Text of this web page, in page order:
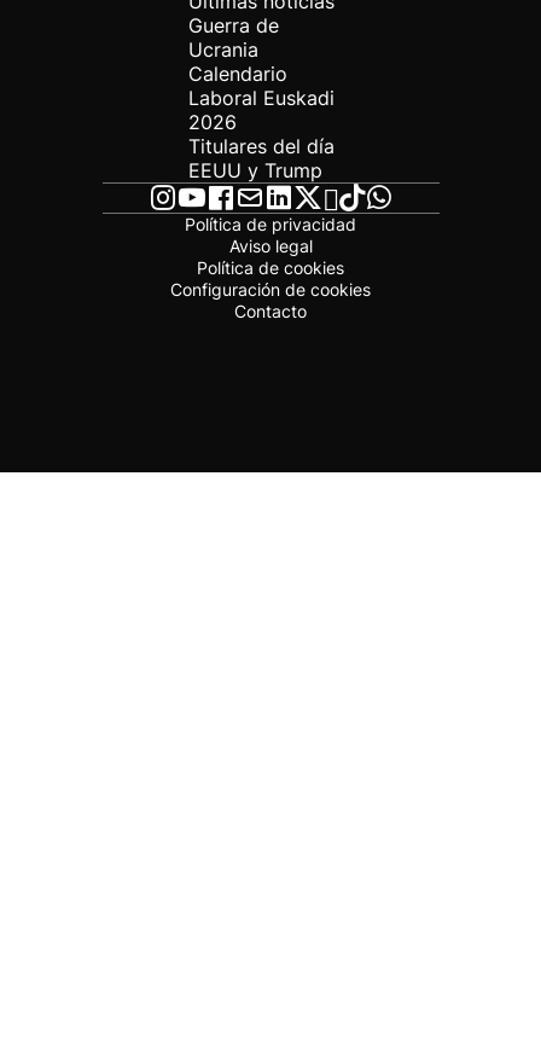
Guerra de
Ucrania
Calendario
Laboral Euskadi
2026
Titulares del día
EEUU y Trump
Política de privacidad
Aviso legal
Política de cookies
Configuración de cookies
Contacto